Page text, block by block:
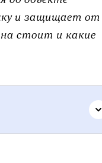
и защищает от
стоит и какие